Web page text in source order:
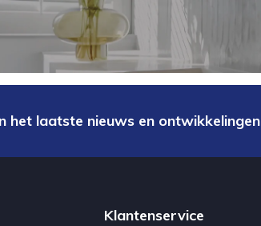
het laatste nieuws en ontwikkelingen
Klantenservice